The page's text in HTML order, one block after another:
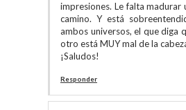
impresiones. Le falta
camino. Y está
ambos universos, el que diga
otro está MUY mal de la
¡Saludos!
Responder